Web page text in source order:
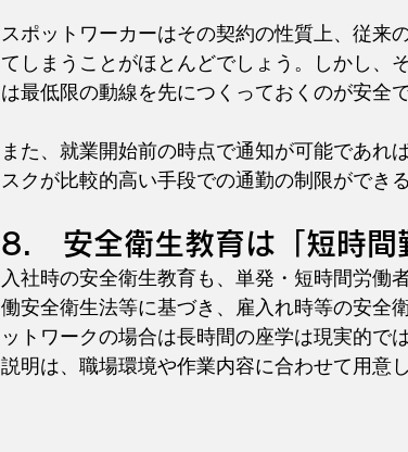
スポットワーカーはその契約の性質上、従来
てしまうことがほとんどでしょう。しかし、
は最低限の動線を先につくっておくのが安全で
また、就業開始前の時点で通知が可能であれ
スクが比較的高い手段での通勤の制限ができ
8． 安全衛生教育は「短時
入社時の安全衛生教育も、単発・短時間労働
働安全衛生法等に基づき、雇入れ時等の安全
ットワークの場合は長時間の座学は現実的で
説明は、職場環境や作業内容に合わせて用意